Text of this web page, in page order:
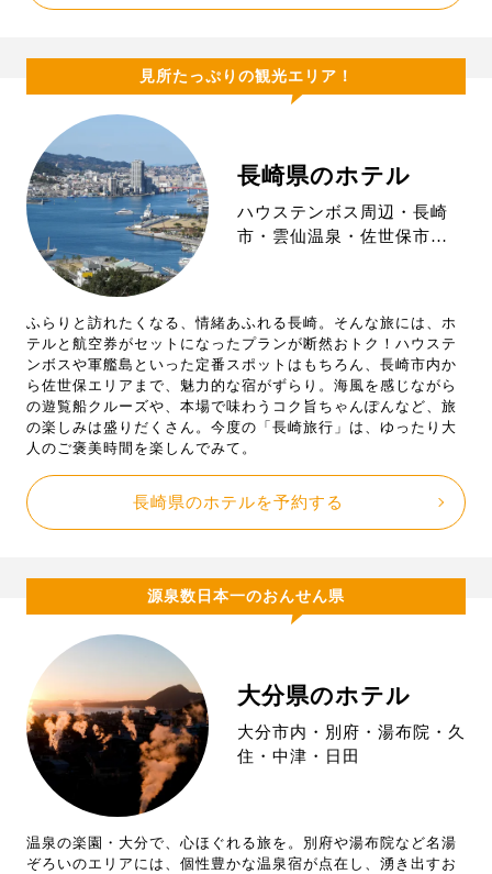
見所たっぷりの観光エリア！
長崎県のホテル
ハウステンボス周辺・長崎
市・雲仙温泉・佐世保市…
ふらりと訪れたくなる、情緒あふれる長崎。そんな旅には、ホ
テルと航空券がセットになったプランが断然おトク！ハウステ
ンボスや軍艦島といった定番スポットはもちろん、長崎市内か
ら佐世保エリアまで、魅力的な宿がずらり。海風を感じながら
の遊覧船クルーズや、本場で味わうコク旨ちゃんぽんなど、旅
の楽しみは盛りだくさん。今度の「長崎旅行」は、ゆったり大
人のご褒美時間を楽しんでみて。
長崎県のホテルを予約する
源泉数日本一のおんせん県
大分県のホテル
大分市内・別府・湯布院・久
住・中津・日田
温泉の楽園・大分で、心ほぐれる旅を。別府や湯布院など名湯
ぞろいのエリアには、個性豊かな温泉宿が点在し、湧き出すお